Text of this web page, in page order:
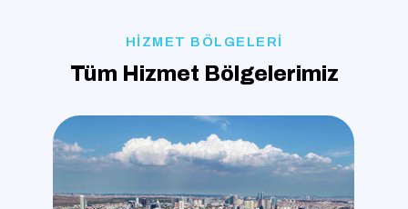
HİZMET BÖLGELERİ
Tüm Hizmet Bölgelerimiz